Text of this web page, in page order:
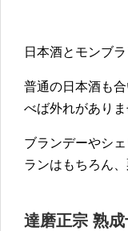
日本酒とモンブ
普通の日本酒も
べば外れがあり
ブランデーやシ
ランはもちろん
達磨正宗 熟